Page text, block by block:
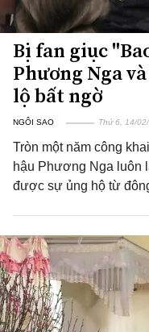
Bị fan giục
Phương Nga
lộ bất ngờ
NGÔI SAO Thứ 6, 14/
Tròn một năm công
hậu Phương Nga luôn
được sự ủng hộ từ